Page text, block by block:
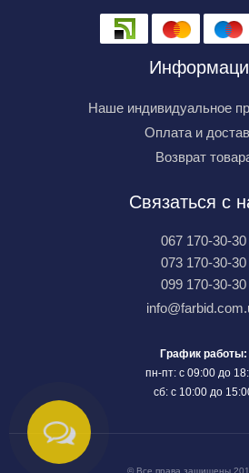
Наше индивидуальное
Оплата и
Возврат
Связаться с
067 170-30-30
073 170-30-30
099 170-30-30
График работы:
пн-пт: с 09:00 до
сб: с 10:00 до
© Все права защищены